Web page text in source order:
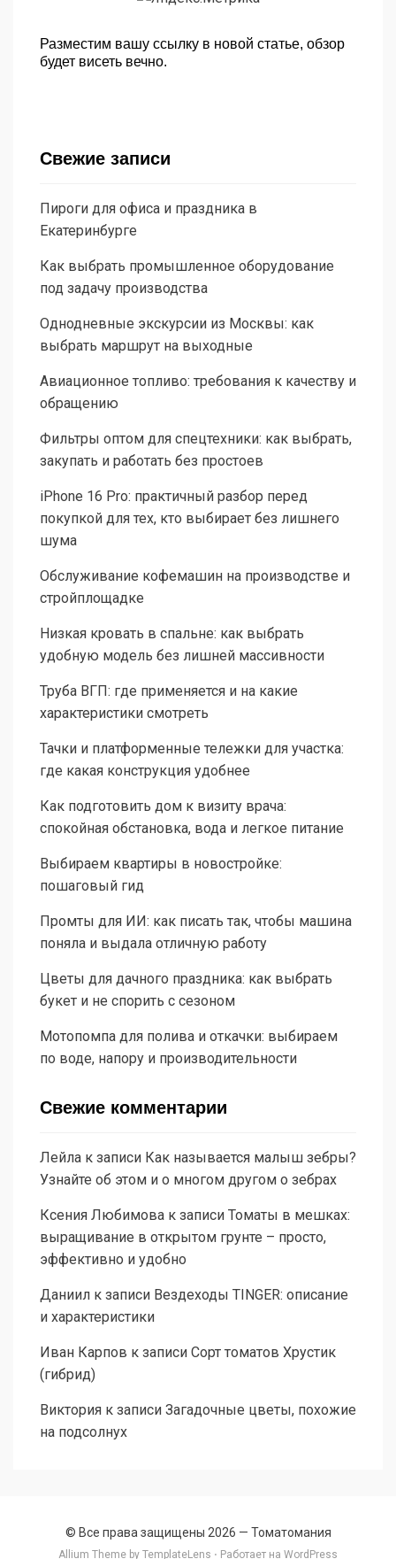
Разместим вашу ссылку в новой статье, обзор
будет висеть вечно.
Свежие записи
Пироги для офиса и праздника в
Екатеринбурге
Как выбрать промышленное оборудование
под задачу производства
Однодневные экскурсии из Москвы: как
выбрать маршрут на выходные
Авиационное топливо: требования к качеству и
обращению
Фильтры оптом для спецтехники: как выбрать,
закупать и работать без простоев
iPhone 16 Pro: практичный разбор перед
покупкой для тех, кто выбирает без лишнего
шума
Обслуживание кофемашин на производстве и
стройплощадке
Низкая кровать в спальне: как выбрать
удобную модель без лишней массивности
Труба ВГП: где применяется и на какие
характеристики смотреть
Тачки и платформенные тележки для участка:
где какая конструкция удобнее
Как подготовить дом к визиту врача:
спокойная обстановка, вода и легкое питание
Выбираем квартиры в новостройке:
пошаговый гид
Промты для ИИ: как писать так, чтобы машина
поняла и выдала отличную работу
Цветы для дачного праздника: как выбрать
букет и не спорить с сезоном
Мотопомпа для полива и откачки: выбираем
по воде, напору и производительности
Свежие комментарии
Лейла к записи Как называется малыш зебры?
Узнайте об этом и о многом другом о зебрах
Ксения Любимова к записи Томаты в мешках:
выращивание в открытом грунте – просто,
эффективно и удобно
Даниил к записи Вездеходы TINGER: описание
и характеристики
Иван Карпов к записи Сорт томатов Хрустик
(гибрид)
Виктория к записи Загадочные цветы, похожие
на подсолнух
© Все права защищены 2026 — Томатомания
Allium Theme by TemplateLens ⋅ Работает на WordPress